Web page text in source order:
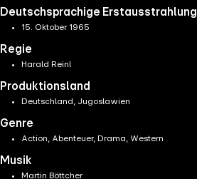
Deutschsprachige Erstausstrahlung
15. Oktober 1965
Regie
Harald Reinl
Produktionsland
Deutschland, Jugoslawien
Genre
Action, Abenteuer, Drama, Western
Musik
Martin Böttcher